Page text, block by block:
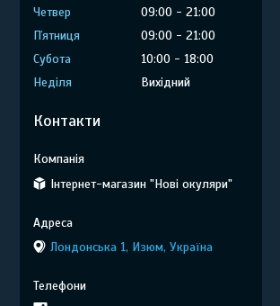
Четвер
09:00
21:00
Пʼятниця
09:00
21:00
Субота
10:00
18:00
Неділя
Вихідний
Контакти
Інтернет-магазин "Нові окуляри"
Лондонська 1, Изюм, Україна